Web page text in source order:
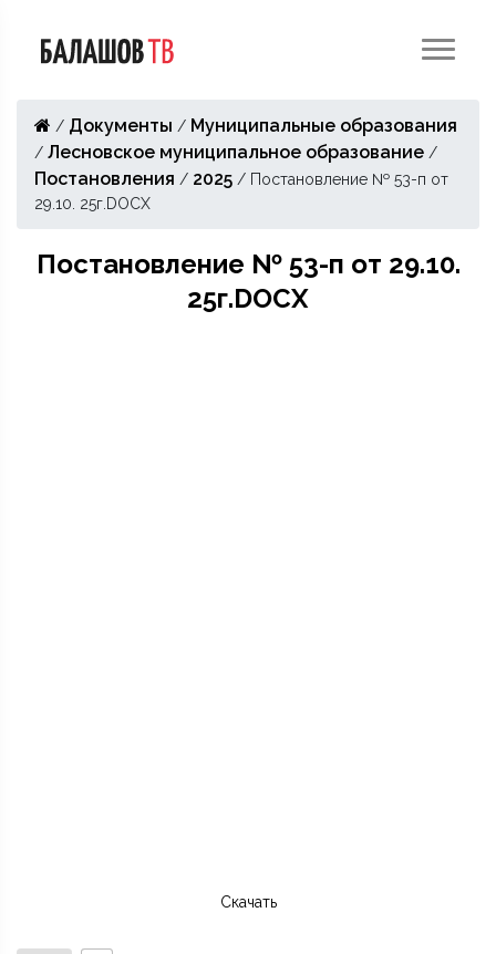
/ Документы / Муниципальные образования
/ Лесновское муниципальное образование /
Постановления / 2025 / Постановление № 53-п от
29.10. 25г.DOCX
Постановление № 53-п от 29.10.
25г.DOCX
Скачать